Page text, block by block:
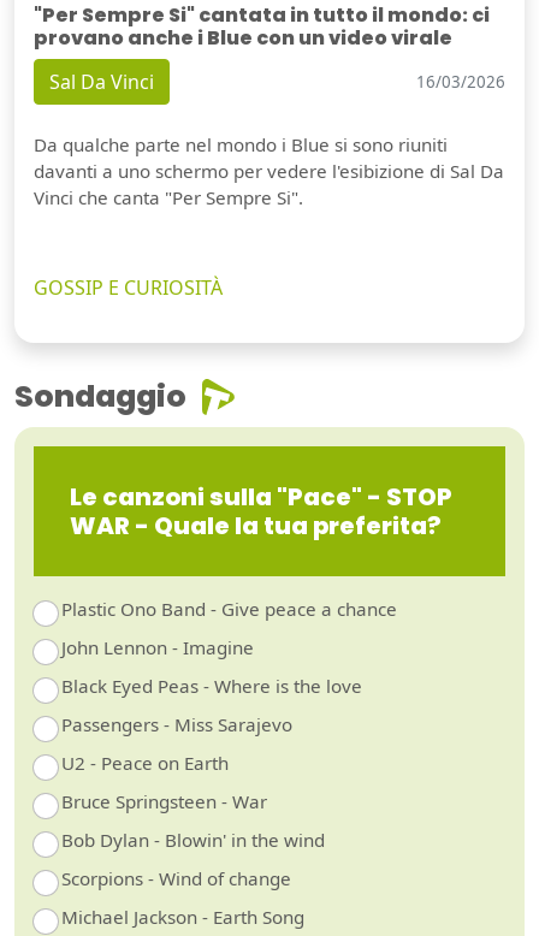
"Per Sempre Si" cantata in tutto il mondo: ci
provano anche i Blue con un video virale
Sal Da Vinci 16/03/2026
Da qualche parte nel mondo i Blue si sono riuniti
davanti a uno schermo per vedere l'esibizione di Sal Da
Vinci che canta "Per Sempre Si".
GOSSIP E CURIOSITÀ
Sondaggio
Le canzoni sulla "Pace" - STOP
WAR - Quale la tua preferita?
Plastic Ono Band - Give peace a chance
John Lennon - Imagine
Black Eyed Peas - Where is the love
Passengers - Miss Sarajevo
U2 - Peace on Earth
Bruce Springsteen - War
Bob Dylan - Blowin' in the wind
Scorpions - Wind of change
Michael Jackson - Earth Song